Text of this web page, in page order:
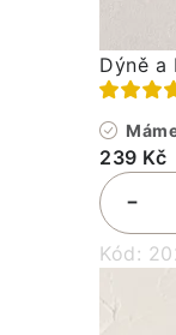
Dýně a
239 Kč
Kód: